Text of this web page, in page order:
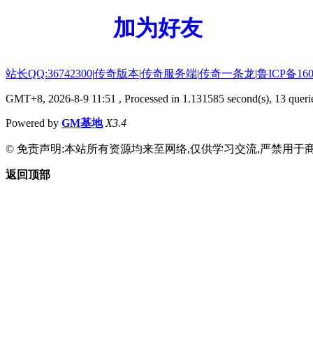
加为好友
站长QQ:36742300|传奇版本|传奇服务端|传奇一条龙|鲁ICP备
GMT+8, 2026-8-9 11:51 , Processed in 1.131585 second(s), 13
Powered by GM基地 X3.4
© 免责声明:本站所有资源均来至网络,仅供学习交流,严禁用于
返回顶部